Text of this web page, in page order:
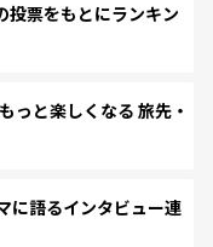
票をもとにランキン
と楽しくなる 旅先・
に語るインタビュー連